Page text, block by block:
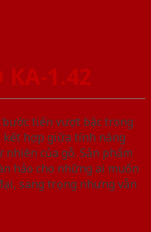
KA-1.42
bước tiến vượt bậc trong
kết hợp giữa tính năng
nhiên của gỗ. Sản phẩm
hảo cho những ai muốn
sang trọng nhưng vẫn